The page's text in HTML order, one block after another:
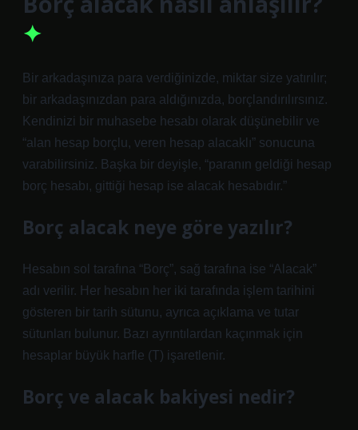
Bir arkadaşınıza para verdiğinizde, miktar size yatırılır;
bir arkadaşınızdan para aldığınızda, borçlandırılırsınız.
Kendinizi bir muhasebe hesabı olarak düşünebilir ve
“alan hesap borçlu, veren hesap alacaklı” sonucuna
varabilirsiniz. Başka bir deyişle, “paranın geldiği hesap
borç hesabı, gittiği hesap ise alacak hesabıdır.”
Borç alacak neye göre yazılır?
Hesabın sol tarafına “Borç”, sağ tarafına ise “Alacak”
adı verilir. Her hesabın her iki tarafında işlem tarihini
gösteren bir tarih sütunu, ayrıca açıklama ve tutar
sütunları bulunur. Bazı ayrıntılardan kaçınmak için
hesaplar büyük harfle (T) işaretlenir.
Borç ve alacak bakiyesi nedir?